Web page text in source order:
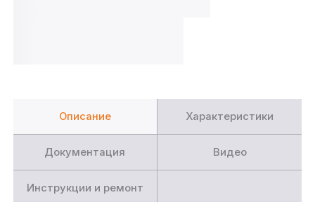
Описание Характеристики
Документация Видео
Инструкции и ремонт